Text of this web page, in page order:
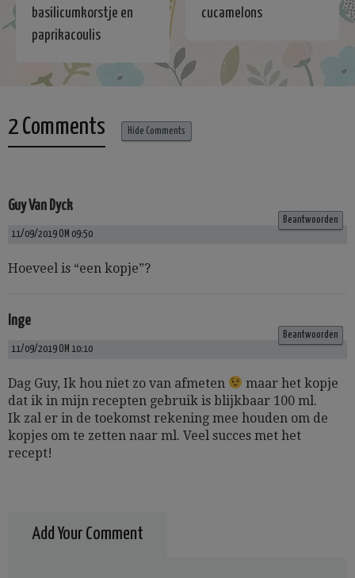
basilicumkorstje en
paprikacoulis
cucamelons
2 Comments Hide Comments
Guy Van Dyck
11/09/2019 OM 09:50
Hoeveel is “een kopje”?
Beantwoorden
Inge
11/09/2019 OM 10:10
Dag Guy, Ik hou niet zo van afmeten
maar het kopje
dat ik in mijn recepten gebruik is blijkbaar 100 ml.
Ik zal er in de toekomst rekening mee houden om de
kopjes om te zetten naar ml. Veel succes met het
recept!
Beantwoorden
Add Your Comment